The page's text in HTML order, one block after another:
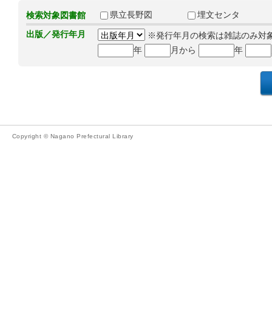
検索対象図書館 県立長野図
埋文センタ
出版／発行年月
※発行年月の検索は雑誌のみ対
年
月から 年
Copyright © Nagano Prefectural Library